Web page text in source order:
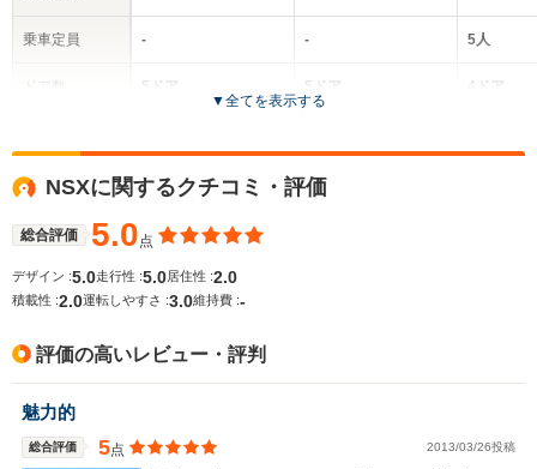
乗車定員
サイズ
(全長x全幅x全高)
-
5ドア
全高
-m
-m
-
5ドア
全高
5人
4ドア
▼全てを表示する
NSXに関するクチコミ・評価
総合評価 5.0点
デザイン :5.0走行性 :5.0 居住性 :2.0
積載性 :2.0運転しやすさ :3.0維持費 :-
評価の高いレビュー・評判
魅力的
総合評価 5点 2013/03/26投稿